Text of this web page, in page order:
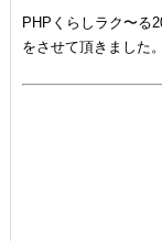
PHPくらしラク〜る
をさせて頂きました